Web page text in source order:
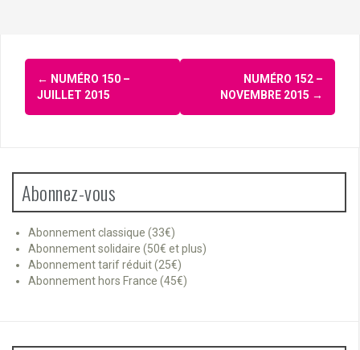
Navigation
d'article
← NUMÉRO 150 –
JUILLET 2015
NUMÉRO 152 –
NOVEMBRE 2015 →
Abonnez-vous
Abonnement classique (33€)
Abonnement solidaire (50€ et plus)
Abonnement tarif réduit (25€)
Abonnement hors France (45€)